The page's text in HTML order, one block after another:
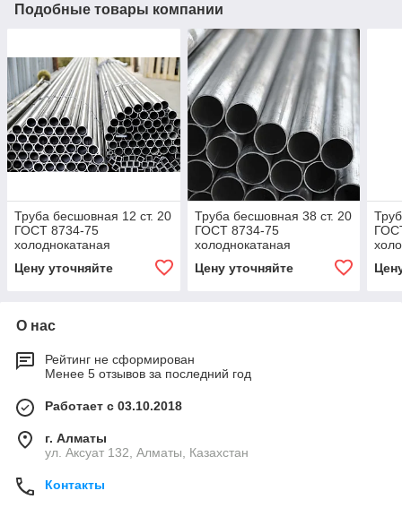
Подобные товары компании
Труба бесшовная 12 ст. 20
ГОСТ 8734-75
холоднокатаная
Цену уточняйте
Труба бесшовная 38 ст. 20
ГОСТ 8734-75
холоднокатаная
Цену уточняйте
О нас
Рейтинг не сформирован
Менее 5 отзывов за последний год
Работает с 03.10.2018
г. Алматы
ул. Аксуат 132, Алматы, Казахстан
Контакты